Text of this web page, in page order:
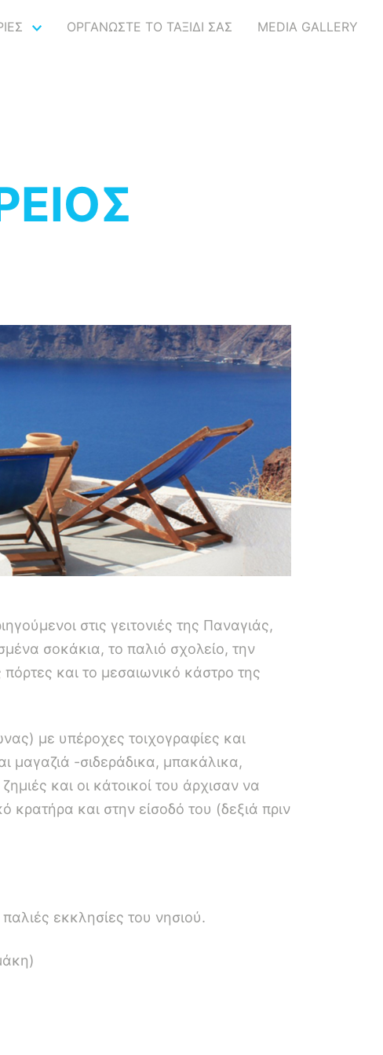
ΟΡΓΑΝΩΣΤΕ ΤΟ ΤΑΞΙΔΙ ΣΑΣ MEDIA GALLERY
στις γειτονιές της Παναγιάς,
σοκάκια, το παλιό σχολείο, την
και το μεσαιωνικό κάστρο της
με υπέροχες τοιχογραφίες και
μαγαζιά -σιδεράδικα, μπακάλικα,
και οι κάτοικοί του άρχισαν να
κρατήρα και στην είσοδό του (δεξιά πριν
εκκλησίες του νησιού.